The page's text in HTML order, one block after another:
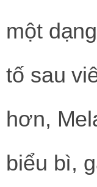
một
tố sau
hơn,
biểu bì,